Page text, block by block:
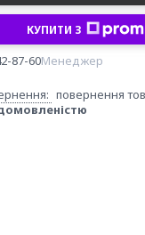
КУПИТИ З
87-60Менеджер
повернення